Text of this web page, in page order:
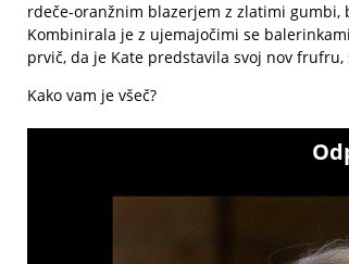
rdeče-oranžnim blazerjem z zlatimi
Kombinirala je z ujemajočimi se
prvič, da je Kate predstavila svoj nov
Kako vam je všeč?